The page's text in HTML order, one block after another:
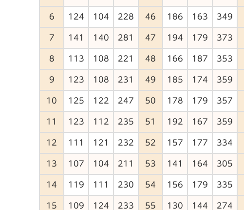
6 124 104 228 46 186 163 349
7 141 140 281 47 194 179 373
8 113 108 221 48 166 187 353
9 123 108 231 49 185 174 359
10 125 122 247 50 178 179 357
11 123 112 235 51 192 167 359
12 111 121 232 52 157 177 334
13 107 104 211 53 141 164 305
14 119 111 230 54 156 179 335
15 109 124 233 55 130 144 274